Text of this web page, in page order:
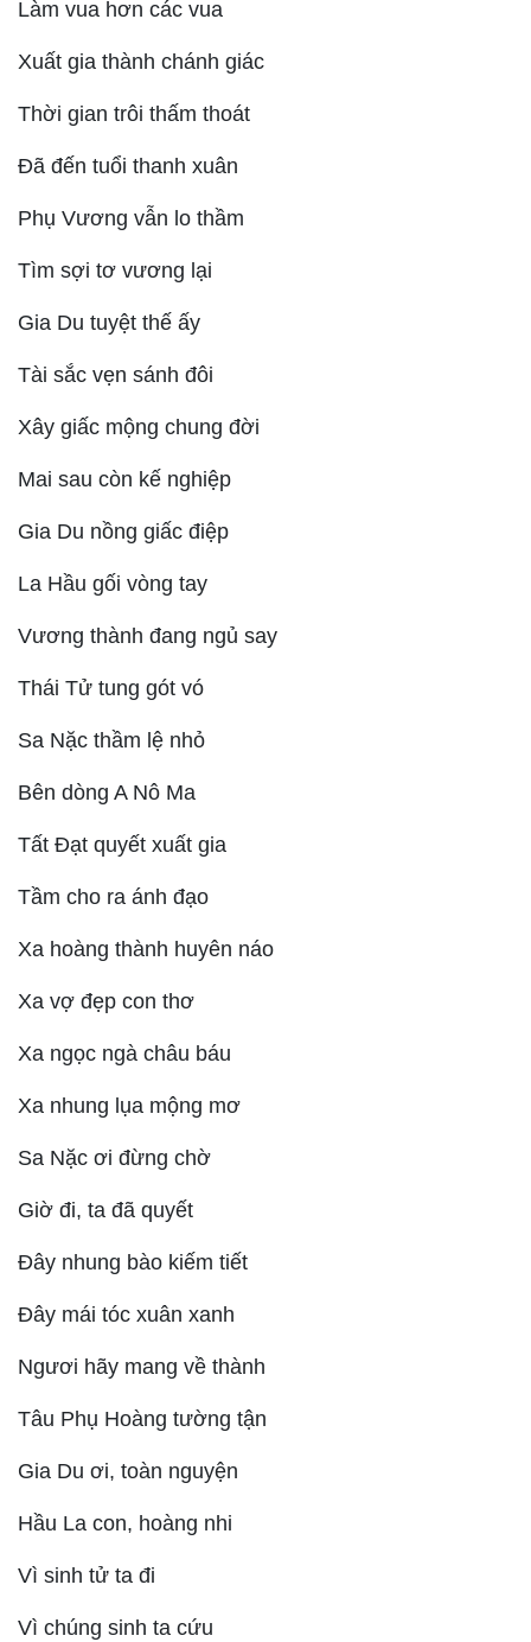
Làm vua hơn các vua
Xuất gia thành chánh giác
Thời gian trôi thấm thoát
Đã đến tuổi thanh xuân
Phụ Vương vẫn lo thầm
Tìm sợi tơ vương lại
Gia Du tuyệt thế ấy
Tài sắc vẹn sánh đôi
Xây giấc mộng chung đời
Mai sau còn kế nghiệp
Gia Du nồng giấc điệp
La Hầu gối vòng tay
Vương thành đang ngủ say
Thái Tử tung gót vó
Sa Nặc thầm lệ nhỏ
Bên dòng A Nô Ma
Tất Đạt quyết xuất gia
Tầm cho ra ánh đạo
Xa hoàng thành huyên náo
Xa vợ đẹp con thơ
Xa ngọc ngà châu báu
Xa nhung lụa mộng mơ
Sa Nặc ơi đừng chờ
Giờ đi, ta đã quyết
Đây nhung bào kiếm tiết
Đây mái tóc xuân xanh
Ngươi hãy mang về thành
Tâu Phụ Hoàng tường tận
Gia Du ơi, toàn nguyện
Hầu La con, hoàng nhi
Vì sinh tử ta đi
Vì chúng sinh ta cứu